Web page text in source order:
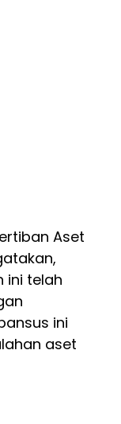
Aset
ini telah
ini
aset